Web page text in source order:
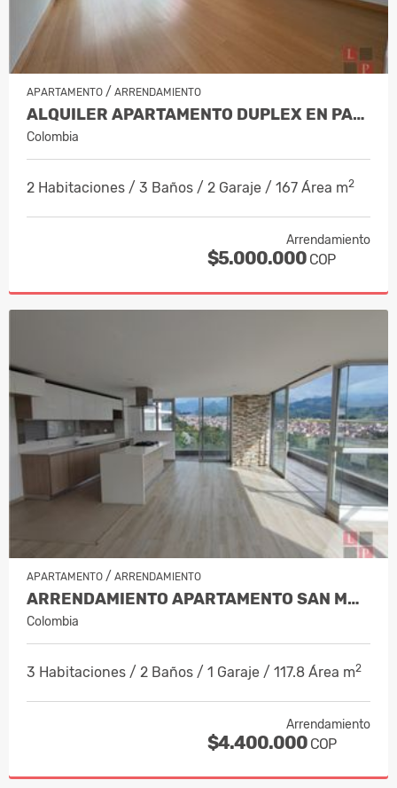
APARTAMENTO / ARRENDAMIENTO
ALQUILER APARTAMENTO DUPLEX EN PALER…
Colombia
2 Habitaciones / 3 Baños / 2 Garaje / 167 Área m2
Arrendamiento
$5.000.000 COP
APARTAMENTO / ARRENDAMIENTO
ARRENDAMIENTO APARTAMENTO SAN MARC…
Colombia
3 Habitaciones / 2 Baños / 1 Garaje / 117.8 Área m2
Arrendamiento
$4.400.000 COP